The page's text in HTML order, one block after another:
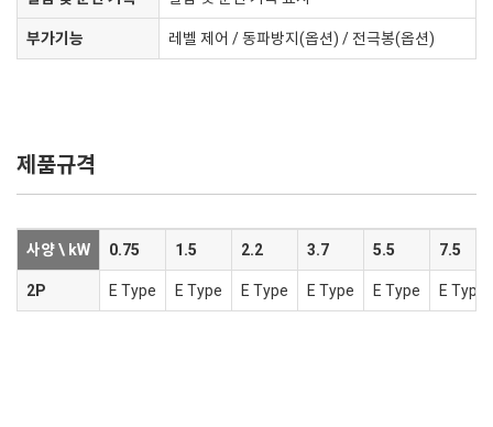
부가기능 레벨 제어 / 동파방지(옵션) / 전극봉(옵션)
제품규격
사양 \ kW 0.75 1.5 2.2 3.7 5.5 7.5
2P E Type E Type E Type E Type E Type E Type